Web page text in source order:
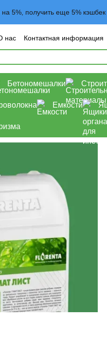
на 5%, получить еще 5%
нас Контактная информация
соглашение
Бетономешалки
Емкости